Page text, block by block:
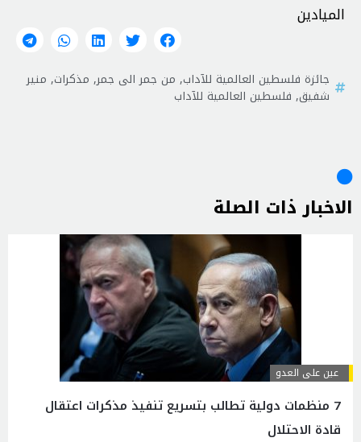
الميادين
جائزة فلسطين العالمية للآداب, من جمر الى جمر, مذكرات, منير
شفيق, فلسطين العالمية للآداب
الاخبار ذات الصلة
عين على العدو
7 منظمات دولية تطالب بتسريع تنفيذ مذكرات اعتقال
قادة الاحتلال